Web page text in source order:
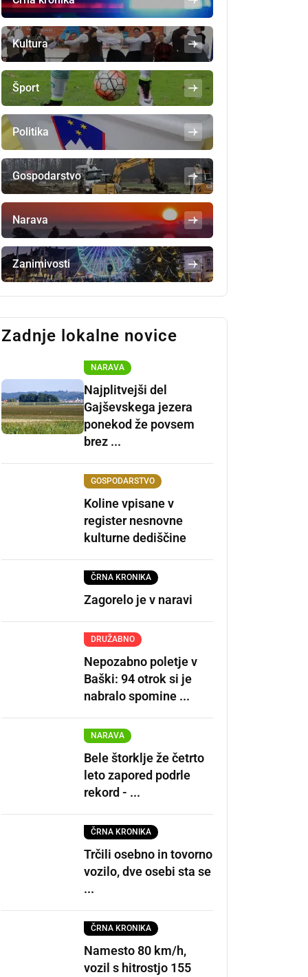
Kultura
Šport
Politika
Gospodarstvo
Narava
Zanimivosti
Zadnje lokalne novice
NARAVA
Najplitvejši del
Gajševskega jezera
ponekod že povsem
brez ...
GOSPODARSTVO
Koline vpisane v
register nesnovne
kulturne dediščine
ČRNA KRONIKA
Zagorelo je v naravi
DRUŽABNO
Nepozabno poletje v
Baški: 94 otrok si je
nabralo spomine ...
NARAVA
Bele štorklje že četrto
leto zapored podrle
rekord - ...
ČRNA KRONIKA
Trčili osebno in tovorno
vozilo, dve osebi sta se
...
ČRNA KRONIKA
Namesto 80 km/h,
vozil s hitrostjo 155